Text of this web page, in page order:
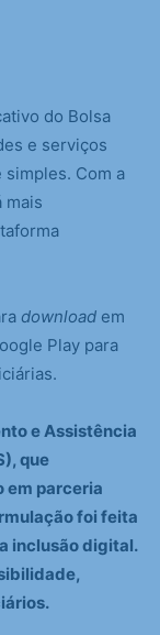
do Bolsa
e serviços
Com a
mais
download em
Play para
e Assistência
que
em parceria
foi feita
inclusão digital.